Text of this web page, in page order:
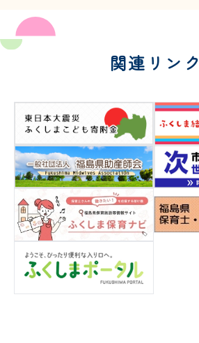
関連リンク